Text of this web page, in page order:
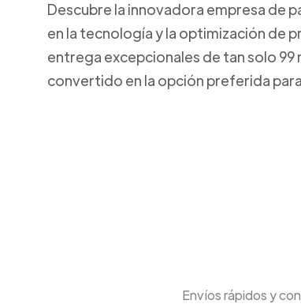
Descubre la innovadora empresa de
en la tecnología y la optimización de
entrega excepcionales de tan solo 99
convertido en la opción preferida
Envíos rápidos y